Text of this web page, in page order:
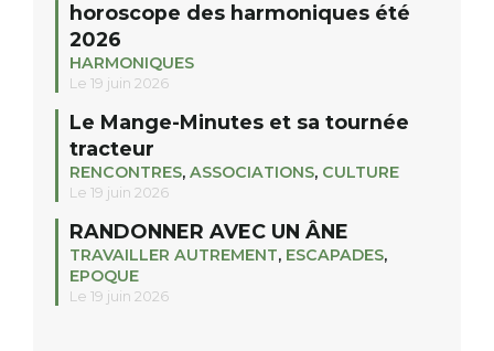
horoscope des harmoniques été
2026
HARMONIQUES
Le 19 juin 2026
Le Mange-Minutes et sa tournée
tracteur
RENCONTRES, ASSOCIATIONS, CULTURE
Le 19 juin 2026
RANDONNER AVEC UN ÂNE
TRAVAILLER AUTREMENT, ESCAPADES,
EPOQUE
Le 19 juin 2026